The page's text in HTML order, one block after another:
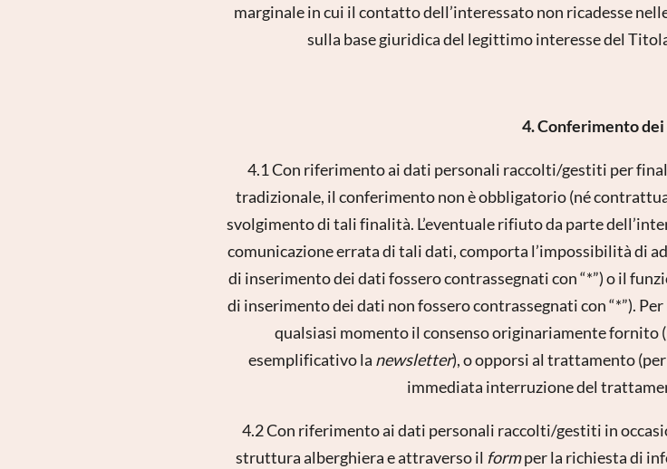
marginale in cui il contatto dell’interessato non ricadesse
sulla base giuridica del legittimo interesse del
4. Conferimento
4.1 Con riferimento ai dati personali raccolti/gestiti per
tradizionale, il conferimento non è obbligatorio (né
svolgimento di tali finalità. L’eventuale rifiuto da parte
comunicazione errata di tali dati, comporta l’impossibilità di
di inserimento dei dati fossero contrassegnati con “*”) o il
di inserimento dei dati non fossero contrassegnati con “*”).
qualsiasi momento il consenso originariamente fornito
esemplificativo la newsletter), o opporsi al trattamento
immediata interruzione del
4.2 Con riferimento ai dati personali raccolti/gestiti in
struttura alberghiera e attraverso il formper la richiesta di
E-mail*
Invia